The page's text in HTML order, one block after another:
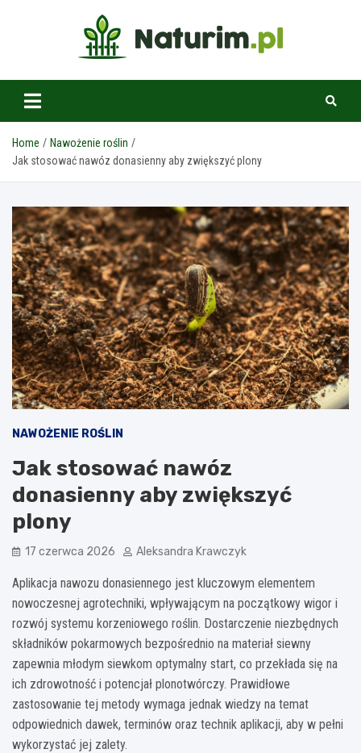
www.naturim.pl
Home
Nawożenie roślin
Jak stosować nawóz donasienny aby zwiększyć plony
NAWOŻENIE ROŚLIN
Jak stosować nawóz
donasienny aby zwiększyć
plony
17 czerwca 2026 Aleksandra Krawczyk
Aplikacja nawozu donasiennego jest kluczowym elementem
nowoczesnej agrotechniki, wpływającym na początkowy wigor i
rozwój systemu korzeniowego roślin. Dostarczenie niezbędnych
składników pokarmowych bezpośrednio na materiał siewny
zapewnia młodym siewkom optymalny start, co przekłada się na
ich zdrowotność i potencjał plonotwórczy. Prawidłowe
zastosowanie tej metody wymaga jednak wiedzy na temat
odpowiednich dawek, terminów oraz technik aplikacji, aby w pełni
wykorzystać jej zalety.